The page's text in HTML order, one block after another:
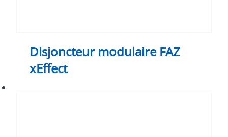
Disjoncteur modulaire FAZ
xEffect